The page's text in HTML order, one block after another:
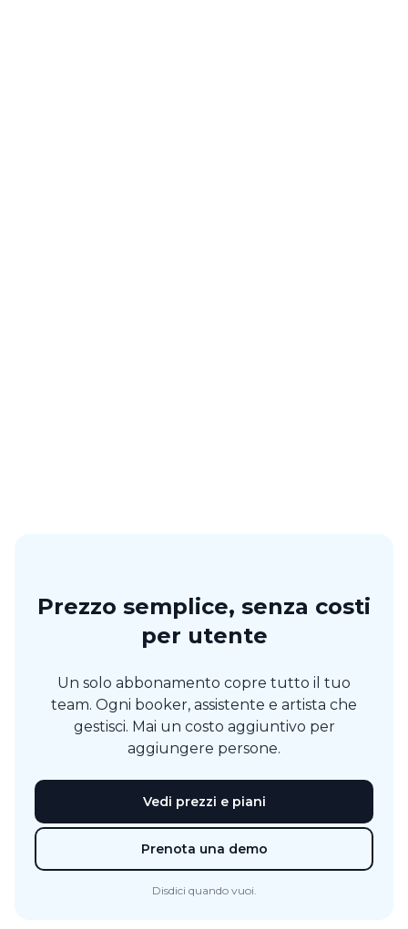
Prezzo semplice, senza costi
per utente
Un solo abbonamento copre tutto il tuo
team. Ogni booker, assistente e artista che
gestisci. Mai un costo aggiuntivo per
aggiungere persone.
Vedi prezzi e piani
Prenota una demo
Disdici quando vuoi.